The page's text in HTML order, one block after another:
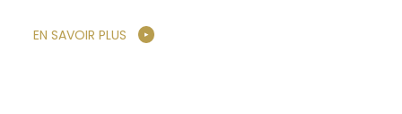
EN SAVOIR PLUS